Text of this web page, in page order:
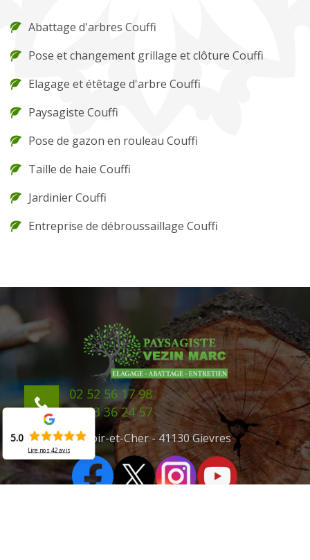
Abattage d'arbres Couffi
Pose et changement grillage et clôture Couffi
Elagage et étêtage d'arbre Couffi
Paysagiste Couffi
Pose de gazon en rouleau Couffi
Taille de haie Couffi
Jardinier Couffi
Entreprise de débroussaillage Couffi
02 52 56 17 98
06 43 36 24 57
41 Loir-et-Cher - 41130 Gievres
5.0
Lire nos 42avis